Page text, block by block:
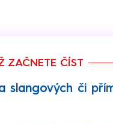
ZAČNETE ČÍST
slangových či